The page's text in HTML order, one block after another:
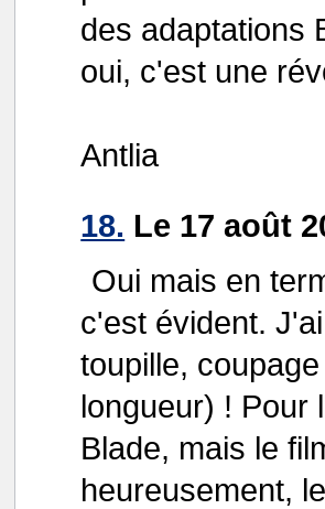
des adaptations
oui, c'est une
Antlia
18. Le 17 août
Oui mais en
c'est évident.
toupille,
longueur) ! Pour
Blade, mais le
heureusement,